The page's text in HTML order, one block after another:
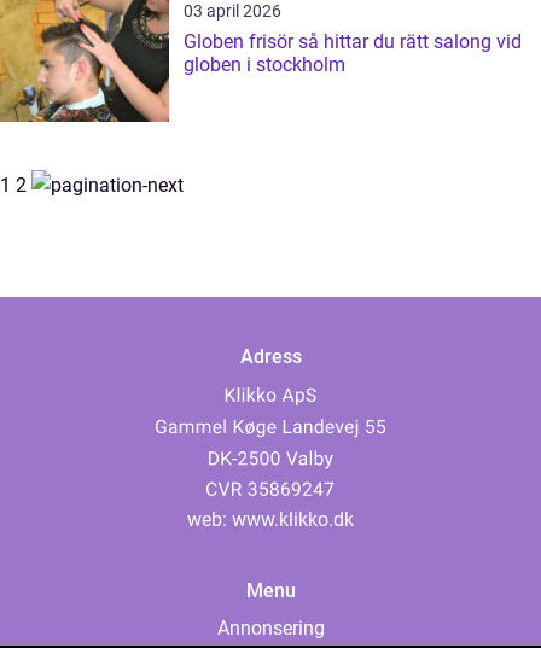
03 april 2026
Globen frisör så hittar du rätt salong vid
globen i stockholm
1 2
Adress
web: www.klikko.dk
Menu
Annonsering